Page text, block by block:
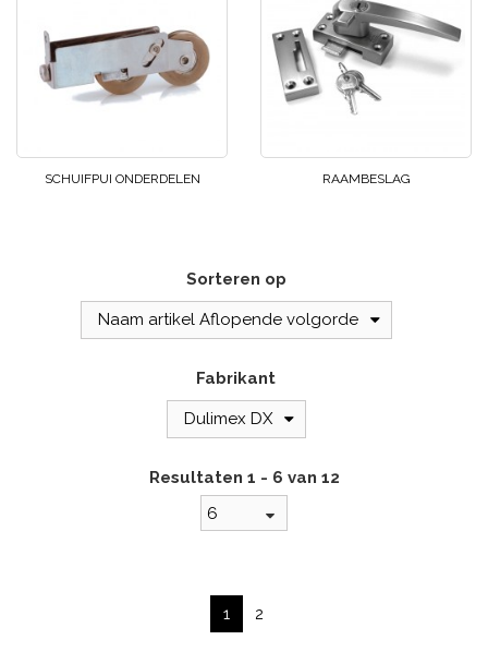
SCHUIFPUI ONDERDELEN RAAMBESLAG
Sorteren op
Naam artikel Aflopende volgorde
Fabrikant
Dulimex DX
Resultaten 1 - 6 van 12
6
1 2